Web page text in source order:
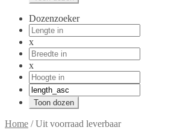
Dozenzoeker
x
x
Home /Uit voorraad leverbaar